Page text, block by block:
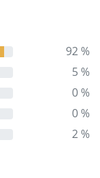
92 %
5 %
0 %
0 %
2 %